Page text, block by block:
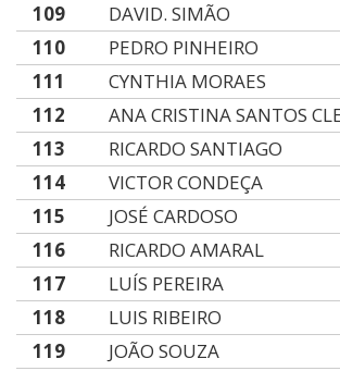
109
DAVID. SIMÃO
110
PEDRO PINHEIRO
111
CYNTHIA MORAES
112
ANA CRISTINA SANTOS
113
RICARDO SANTIAGO
114
VICTOR CONDEÇA
115
JOSÉ CARDOSO
116
RICARDO AMARAL
117
LUÍS PEREIRA
118
LUIS RIBEIRO
119
JOÃO SOUZA